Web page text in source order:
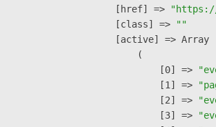
            [href] =>
            [class] =>
""
            [active] => Array
                (
                    [0] =>
                    [1] =>
                    [2] =>
                    [3] =>